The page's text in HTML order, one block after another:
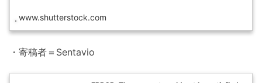
www.shutterstock.com
・寄稿者＝Sentavio